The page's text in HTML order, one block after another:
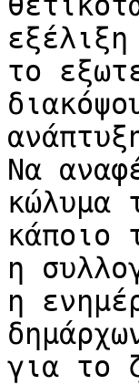
το
Να
κώλυμα
κάποιο
η
η
για το